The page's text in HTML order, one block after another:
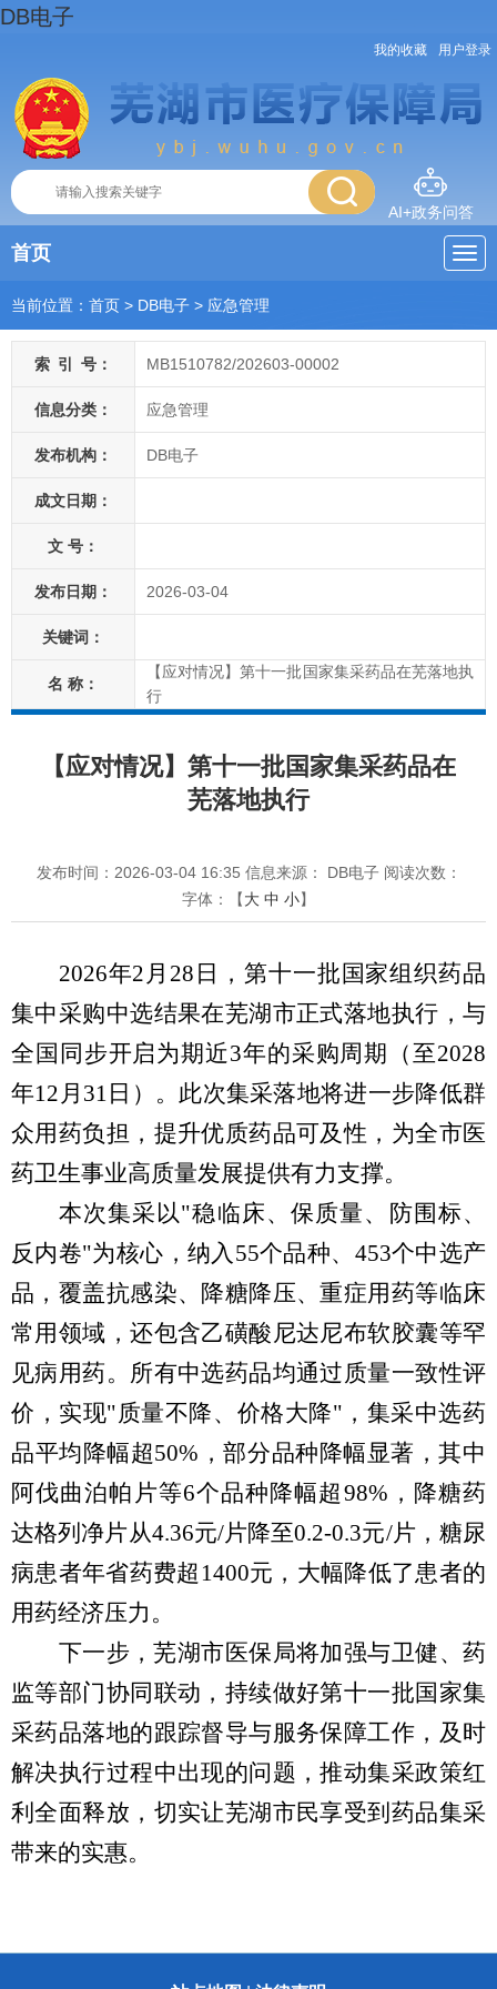
DB电子
我的收藏 用户登录
AI+政务问答
首页
当前位置： 首页 > DB电子 > 应急管理
索 引 号： MB1510782/202603-00002
信息分类： 应急管理
发布机构： DB电子
成文日期：
文 号：
发布日期： 2026-03-04
关键词：
名 称：
【应对情况】第十一批国家集采药品在芜落地执
行
【应对情况】第十一批国家集采药品在
芜落地执行
发布时间：2026-03-04 16:35 信息来源： DB电子 阅读次数：
字体：【大 中 小】
2026年2月28日，第十一批国家组织药品
集中采购中选结果在芜湖市正式落地执行，与
全国同步开启为期近3年的采购周期（至2028
年12月31日）。此次集采落地将进一步降低群
众用药负担，提升优质药品可及性，为全市医
药卫生事业高质量发展提供有力支撑。
本次集采以"稳临床、保质量、防围标、
反内卷"为核心，纳入55个品种、453个中选产
品，覆盖抗感染、降糖降压、重症用药等临床
常用领域，还包含乙磺酸尼达尼布软胶囊等罕
见病用药。 所有中选药品均通过质量一致性评
价，实现"质量不降、价格大降" ， 集采中选药
品平均降幅超50%，部分品种降幅显著，其中
阿伐曲泊帕片等6个品种降幅超98%，降糖药
达格列净片从4.36元/片降至0.2-0.3元/片，糖尿
病患者年省药费超 1400元，大幅降低了患者的
用药经济压力。
下一步，芜湖市医保局将加强与卫健、药
监等部门协同联动，持续做好第十一批国家集
采药品落地的跟踪督导与服务保障工作，及时
解决执行过程中出现的问题，推动集采政策红
利全面释放，切实让芜湖市民享受到药品集采
带来的实惠。